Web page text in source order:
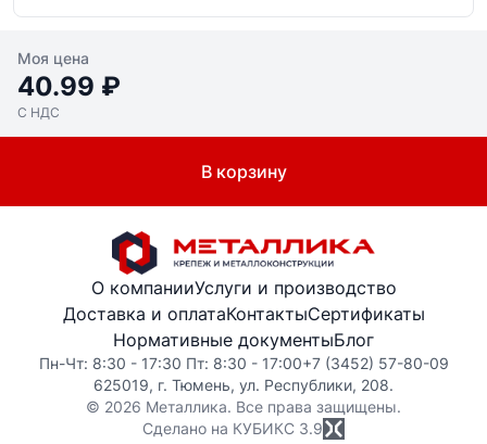
Моя цена
40.99 ₽
С НДС
В корзину
О компанииУслуги и производство
Доставка и оплатаКонтактыСертификаты
Нормативные документыБлог
Пн-Чт: 8:30 - 17:30 Пт: 8:30 - 17:00+7 (3452) 57-80-09
625019, г. Тюмень, ул. Республики, 208.
© 2026 Металлика. Все права защищены.
Сделано на КУБИКС 3.9